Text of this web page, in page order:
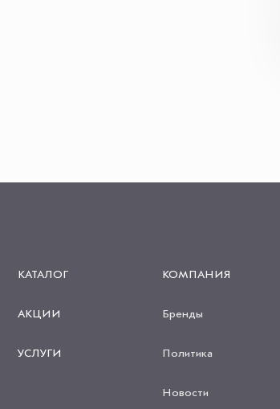
КАТАЛОГ
АКЦИИ
УСЛУГИ
КОМПАНИЯ
Бренды
Политика
Новости